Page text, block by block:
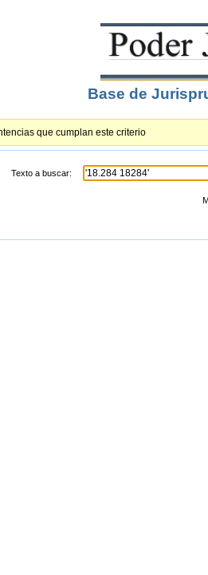
Base de
que cumplan este criterio
Texto a buscar: